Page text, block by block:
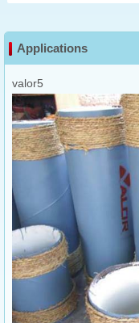
Applications
valor5